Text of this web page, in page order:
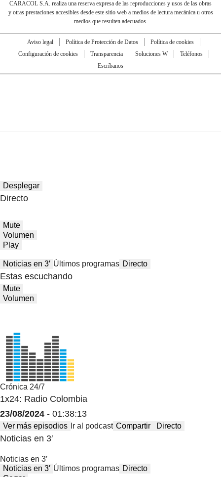
CARACOL S.A. realiza una reserva expresa de las reproducciones y usos de las obras
y otras prestaciones accesibles desde este sitio web a medios de lectura mecánica u otros
medios que resulten adecuados.
Aviso legal Política de Protección de Datos
Política de cookies
Configuración de cookies
Transparencia Soluciones W
Teléfonos
Escríbanos
Desplegar
Directo
Mute
Volumen
Play
Noticias en 3′ Últimos programas Directo
Estas escuchando
Mute
Volumen
Crónica 24/7
1x24: Radio Colombia
23/08/2024 - 01:38:13
Ver más episodios Ir al podcast Compartir Directo
Noticias en 3′
Noticias en 3′
Noticias en 3′ Últimos programas Directo